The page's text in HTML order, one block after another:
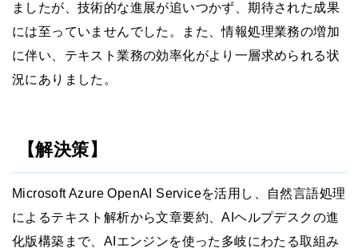
ましたが、技術的な進展が追いつかず、期待された成果
には至っていませんでした。また、情報処理業務の増加
に伴い、テキスト業務の効率化がより一層求められる状
況にありました。
【解決策】
Microsoft Azure OpenAI Serviceを活用し、自然言語処理
によるテキスト解析から文章要約、AIヘルプデスクの進
化版構築まで、AIエンジンを使った多岐にわたる取組み